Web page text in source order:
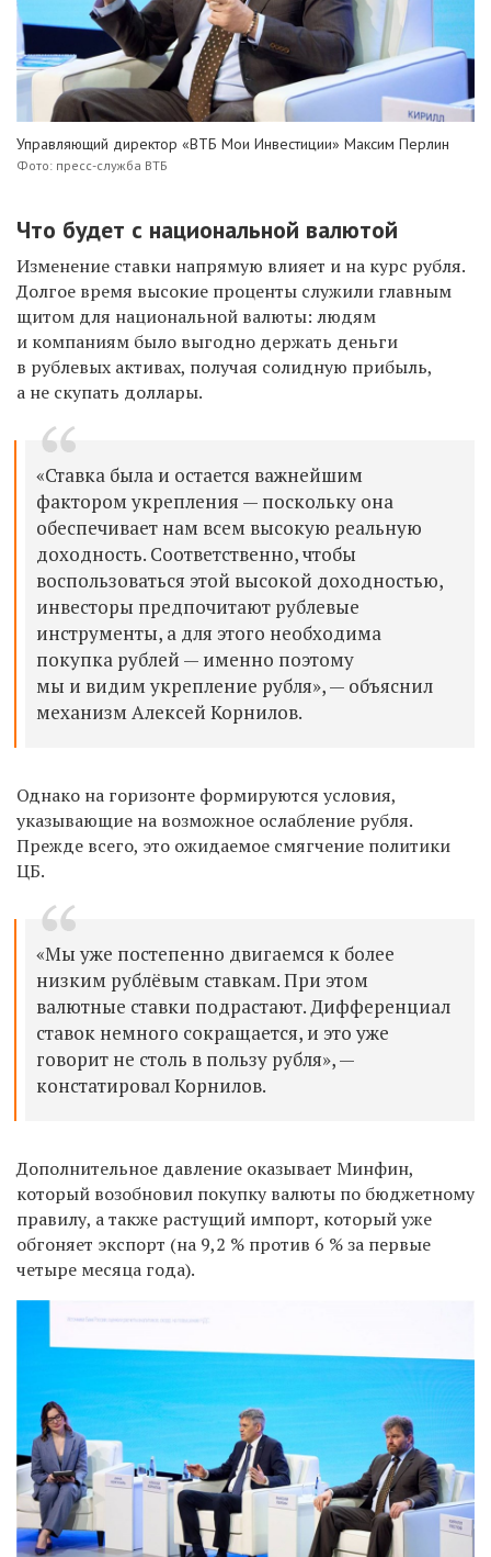
Управляющий директор «ВТБ Мои Инвестиции» Максим Перлин
Фото: пресс-служба ВТБ
Что будет с национальной валютой
Изменение ставки напрямую влияет и на курс рубля.
Долгое время высокие проценты служили главным
щитом для национальной валюты: людям
и компаниям было выгодно держать деньги
в рублевых активах, получая солидную прибыль,
а не скупать доллары.
«Ставка была и остается важнейшим
фактором укрепления — поскольку она
обеспечивает нам всем высокую реальную
доходность. Соответственно, чтобы
воспользоваться этой высокой доходностью,
инвесторы предпочитают рублевые
инструменты, а для этого необходима
покупка рублей — именно поэтому
мы и видим укрепление рубля», — объяснил
механизм Алексей Корнилов.
Однако на горизонте формируются условия,
указывающие на возможное ослабление рубля.
Прежде всего, это ожидаемое смягчение политики
ЦБ.
«Мы уже постепенно двигаемся к более
низким рублёвым ставкам. При этом
валютные ставки подрастают. Дифференциал
ставок немного сокращается, и это уже
говорит не столь в пользу рубля», —
констатировал Корнилов.
Дополнительное давление оказывает Минфин,
который возобновил покупку валюты по бюджетному
правилу, а также растущий импорт, который уже
обгоняет экспорт (на 9,2 % против 6 % за первые
четыре месяца года).